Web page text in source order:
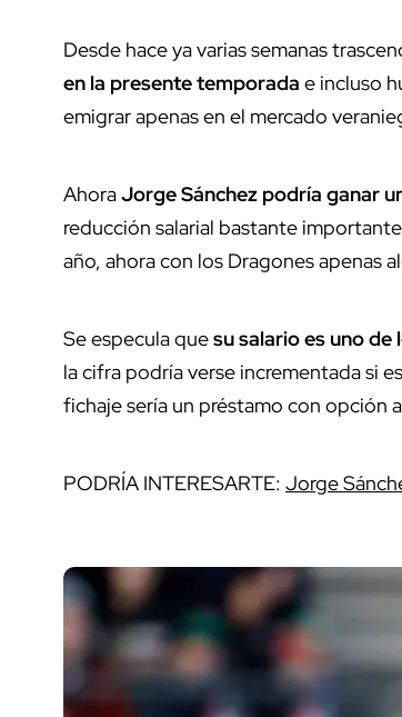
Desde hace ya varias semanas
en la presente temporada e incluso
emigrar apenas en el mercado
AhoraJorge Sánchez podría ganar
reducción salarial bastante
año, ahora con los Dragones apenas
Se especula quesu salario es uno
la cifra podría verse incrementada si
fichaje sería un préstamo con opción
PODRÍA INTERESARTE: Jorge